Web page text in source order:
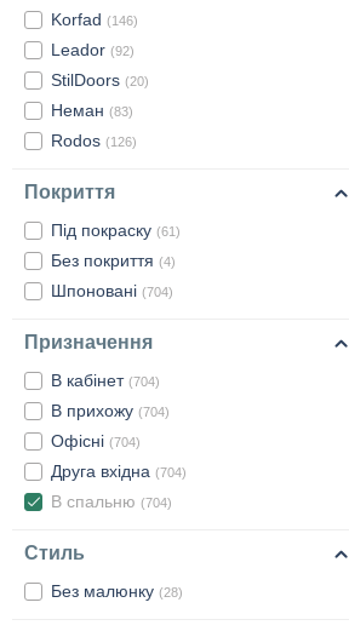
Korfad (146)
Leador (92)
StilDoors (20)
Неман (83)
Rodos (126)
Покриття
Під покраску (61)
Без покриття (4)
Шпоновані (704)
Призначення
В кабінет (704)
В прихожу (704)
Офісні (704)
Друга вхідна (704)
В спальню (704)
Стиль
Без малюнку (28)